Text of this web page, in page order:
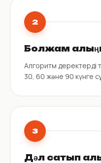
2
Болжам
Алгоритм деректерді
30, 60 және 90 күнге
3
Дәл сатып